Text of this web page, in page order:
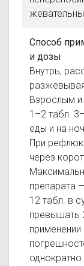
Способ
и дозы
Внутрь,
Взрослым
1–2 табл.
еды и на
При
через
препарата
12 табл. в
превышать
однократно.